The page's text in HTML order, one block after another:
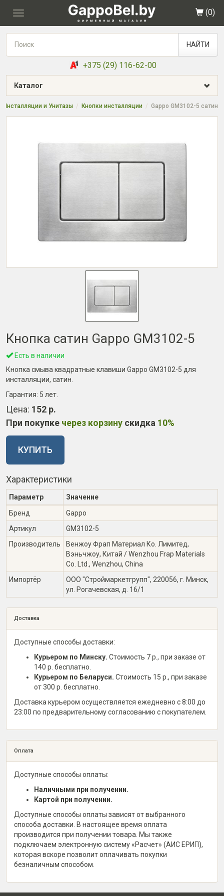
Toggle
(0)
НАЙТИ
+375 (29) 116-62-00
Каталог
Инсталляции и Унитазы Кнопки инсталляции Gappo GM3102-5 сатин
Кнопка сатин Gappo GM3102-5
Есть в наличии
Кнопка смыва квадратные клавиши Gappo GM3102-5 для
инсталляции, сатин.
Гарантия: 5 лет
Цена: 152 р.
При покупке через корзину скидка 10%
КУПИТЬ
Характеристики
Параметр
Значение
Бренд
Gappo
Артикул
GM3102-5
Производитель
Венжоу Фрап Материал Ко. Лимитед,
Вэньчжоу, Китай / Wenzhou Frap Materials
Co. Ltd., Wenzhou, China
Импортёр
ООО "Строймаркетгрупп", 220056, г. Минск,
ул. Рогачевская, д. 16/1
Доставка
Доступные способы доставки:
Курьером по Минску. Стоимость 7 р., при заказе от
140 р. бесплатно.
Курьером по Беларуси. Стоимость 15 р., при заказе
от 300 р. бесплатно.
Доставка курьером осуществляется ежедневно с 8:00 до
23:00 по предварительному согласованию с покупателем.
Оплата
Доступные способы оплаты:
Наличными при получении.
Картой при получении.
Доступные способы оплаты зависят от выбранного
способа доставки. В настоящее время оплата
производится при получении товара. Мы также
подключаем электронную систему «Расчет» (АИС ЕРИП),
которая вскоре позволит оплачивать покупки
безналичным способом.